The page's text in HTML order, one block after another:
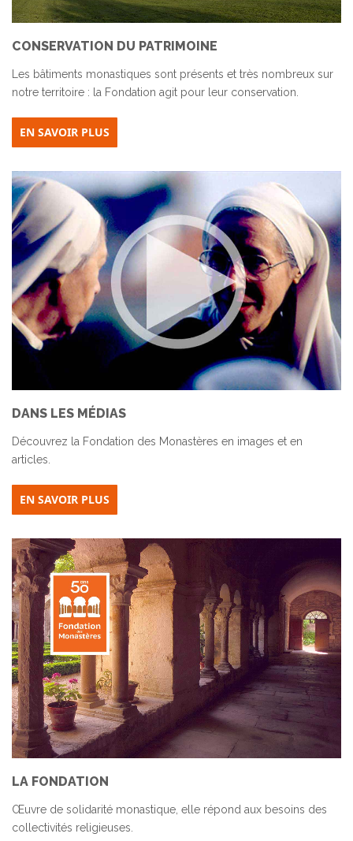
CONSERVATION DU PATRIMOINE
Les bâtiments monastiques sont présents et très nombreux sur
notre territoire : la Fondation agit pour leur conservation.
EN SAVOIR PLUS
DANS LES MÉDIAS
Découvrez la Fondation des Monastères en images et en
articles.
EN SAVOIR PLUS
LA FONDATION
Œuvre de solidarité monastique, elle répond aux besoins des
collectivités religieuses.